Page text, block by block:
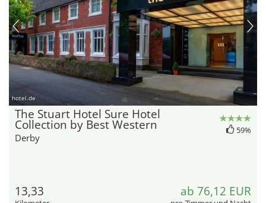
hotel.de
The Stuart Hotel Sure Hotel
Collection by Best Western
Derby
59%
13,33 ab 76,12 EUR